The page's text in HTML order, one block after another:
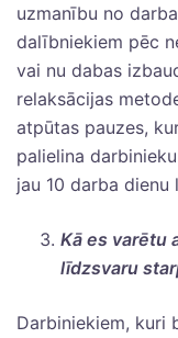
uzmanību no
dalībniekiem pēc
vai nu dabas
relaksācijas
atpūtas pauzes,
palielina
jau 10 darba dienu
Kā es varētu
līdzsvaru
Darbiniekiem, kuri